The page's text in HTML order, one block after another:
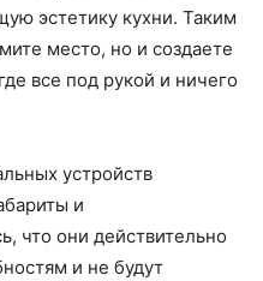
эстетику кухни. Таким
место, но и создаете
все под рукой и ничего
устройств
и
что они действительно
и не будут